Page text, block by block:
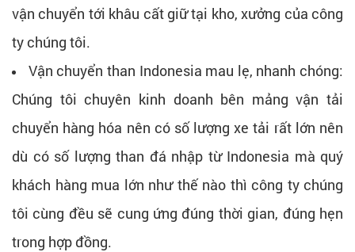
vận chuyển tới khâu cất giữ tại kho, xưởng của công
ty chúng tôi.
Vận chuyển than Indonesia mau lẹ, nhanh chóng:
Chúng tôi chuyên kinh doanh bên mảng vận tải
chuyển hàng hóa nên có số lượng xe tải rất lớn nên
dù có số lượng than đá nhập từ Indonesia mà quý
khách hàng mua lớn như thế nào thì công ty chúng
tôi cùng đều sẽ cung ứng đúng thời gian, đúng hẹn
trong hợp đồng.